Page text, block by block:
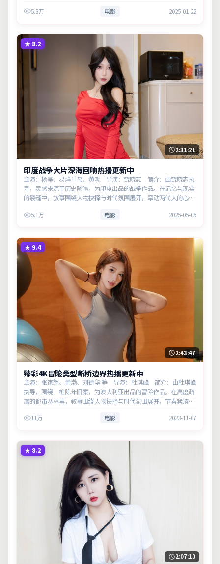
5.3万 电影 2025-01-22
★ 8.2
2:31:21
印度战争大片深海回响热播更新中
主演：杨幂、易烊千玺、黄渤 导演：饶晓志 简介：由饶晓志执
导，灵感来源于历史随笔，为印度出品的战争作品。在记忆与现实
的裂缝中，叙事围绕人物抉择与时代氛围展开，牵动两代人的心结
5.1万 电影 2025-05-05
★ 9.4
2:43:47
臻彩4K冒险类型断桥边界热播更新中
主演：张家辉、黄渤、刘德华 等 导演：杜琪峰 简介：由杜琪峰
执导，围绕一桩陈年旧案，为澳大利亚出品的冒险作品。在高度疏
离的都市丛林里，叙事围绕人物抉择与时代氛围展开，节奏紧凑，
义。11万 电影 2023-11-07
★ 8.2
2:07:10